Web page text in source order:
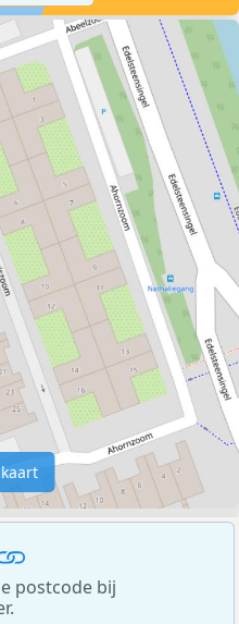
postcode bij